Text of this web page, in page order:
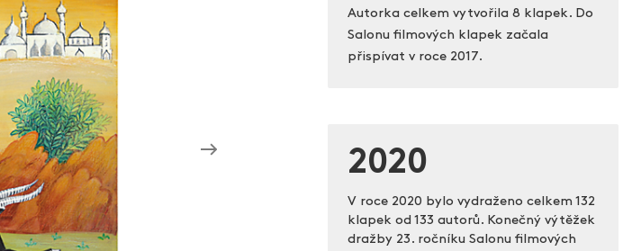
Autorka celkem vytvořila 8 klapek. Do
Salonu filmových klapek začala
přispívat v roce 2017.
2020
V roce 2020 bylo vydraženo celkem 132
klapek od 133 autorů. Konečný výtěžek
dražby 23. ročníku Salonu filmových